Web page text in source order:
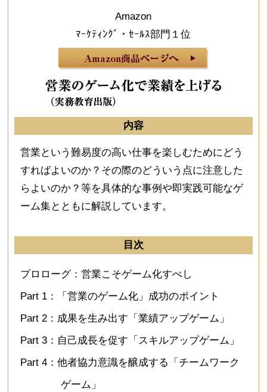
Amazon
ﾏｰｹﾃｨﾝｸﾞ・ｾｰﾙｽ部門１位
内容
営業という難易度の高い仕事を楽しむためにどう
すればよいのか？その際のどういう点に注意した
らよいのか？等を具体的な事例や即実践可能なゲ
ーム集とともに解説しています。
目次
プロローグ：営業こそゲーム化すべし
Part 1：「営業のゲーム化」成功のポイント
Part 2：成果を生み出す「業績アップゲーム」
Part 3：自己成長を促す「スキルアップゲーム」
Part 4：他者協力意識を醸成する「チームワーク
ゲーム」